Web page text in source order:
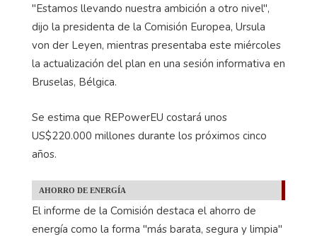
"Estamos llevando nuestra ambición a otro nivel",
dijo la presidenta de la Comisión Europea, Ursula
von der Leyen, mientras presentaba este miércoles
la actualización del plan en una sesión informativa en
Bruselas, Bélgica.
Se estima que REPowerEU costará unos
US$220.000 millones durante los próximos cinco
años.
AHORRO DE ENERGÍA
El informe de la Comisión destaca el ahorro de
energía como la forma "más barata, segura y limpia"